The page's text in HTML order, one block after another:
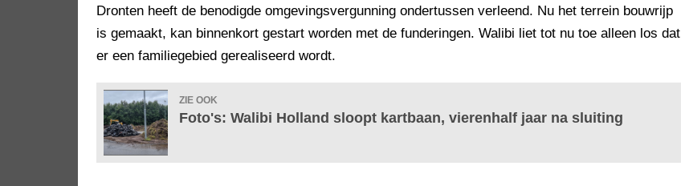
Dronten heeft de benodigde omgevingsvergunning ondertussen verleend. Nu het terrein bouwrijp
is gemaakt, kan binnenkort gestart worden met de funderingen. Walibi liet tot nu toe alleen los dat
er een familiegebied gerealiseerd wordt.
ZIE OOK
Foto's: Walibi Holland sloopt kartbaan, vierenhalf jaar na sluiting